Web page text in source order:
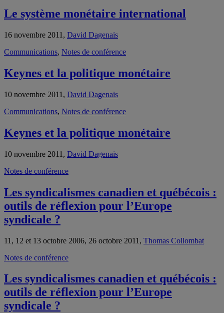
Le système monétaire international
16 novembre 2011, David Dagenais
Communications, Notes de conférence
Keynes et la politique monétaire
10 novembre 2011, David Dagenais
Communications, Notes de conférence
Keynes et la politique monétaire
10 novembre 2011, David Dagenais
Notes de conférence
Les syndicalismes canadien et québécois :
outils de réflexion pour l’Europe
syndicale ?
11, 12 et 13 octobre 2006, 26 octobre 2011, Thomas Collombat
Notes de conférence
Les syndicalismes canadien et québécois :
outils de réflexion pour l’Europe
syndicale ?